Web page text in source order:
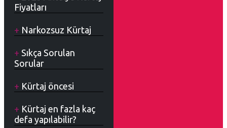
Fiyatları
Narkozsuz Kürtaj
Sıkça Sorulan
Sorular
Kürtaj öncesi
Kürtaj en fazla kaç
defa yapılabilir?